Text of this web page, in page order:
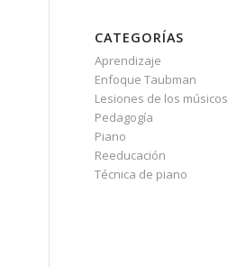
CATEGORÍAS
Aprendizaje
Enfoque Taubman
Lesiones de los músicos
Pedagogía
Piano
Reeducación
Técnica de piano